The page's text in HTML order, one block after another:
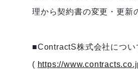
理から契約書の変更・更新
■ContractS株式会社につい
( https://